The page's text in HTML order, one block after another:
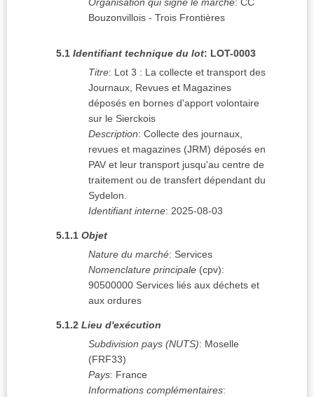
Organisation qui signe le marché: CC
Bouzonvillois - Trois Frontières
5.1 Identifiant technique du lot: LOT-0003
Titre: Lot 3 : La collecte et transport des
Journaux, Revues et Magazines
déposés en bornes d'apport volontaire
sur le Sierckois
Description: Collecte des journaux,
revues et magazines (JRM) déposés en
PAV et leur transport jusqu'au centre de
traitement ou de transfert dépendant du
Sydelon.
Identifiant interne: 2025-08-03
5.1.1 Objet
Nature du marché: Services
Nomenclature principale (cpv):
90500000 Services liés aux déchets et
aux ordures
5.1.2 Lieu d'exécution
Subdivision pays (NUTS): Moselle
(FRF33)
Pays: France
Informations complémentaires: